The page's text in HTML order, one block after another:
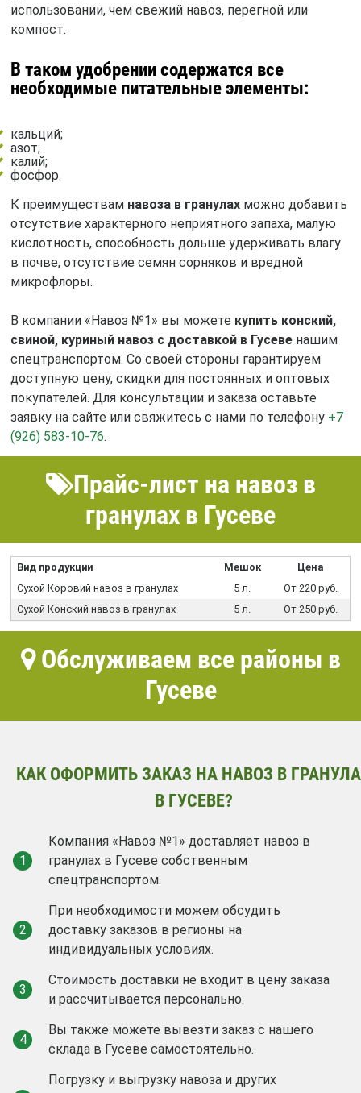
использовании, чем свежий навоз, перегной или
компост.
В таком удобрении содержатся все
необходимые питательные элементы:
кальций;
азот;
калий;
фосфор.
К преимуществам навоза в гранулахможно добавить
отсутствие характерного неприятного запаха, малую
кислотность, способность дольше удерживать влагу
в почве, отсутствие семян сорняков и вредной
микрофлоры.
В компании «Навоз №1» вы можете купить конский,
свиной, куриный навоз с доставкой в Гусевенашим
спецтранспортом. Со своей стороны гарантируем
доступную цену, скидки для постоянных и оптовых
покупателей. Для консультации и заказа оставьте
заявку на сайте или свяжитесь с нами по телефону +7
(926) 583-10-76.
Прайс-лист на навоз в
гранулах в Гусеве
Вид продукции Мешок
Цена
Сухой Коровий навоз в гранулах
5 л.
От 220 руб.
Сухой Конский навоз в гранулах
5 л. От 250 руб.
Обслуживаем все районы в
Гусеве
КАК ОФОРМИТЬ ЗАКАЗ НА НАВОЗ В
В ГУСЕВЕ?
1
Компания «Навоз №1» доставляет навоз в
гранулах в Гусеве собственным
спецтранспортом.
2
При необходимости можем обсудить
доставку заказов в регионы на
индивидуальных условиях.
3
Стоимость доставки не входит в цену заказа
и рассчитывается персонально.
4
Вы также можете вывезти заказ с нашего
склада в Гусеве самостоятельно.
Погрузку и выгрузку навоза и других